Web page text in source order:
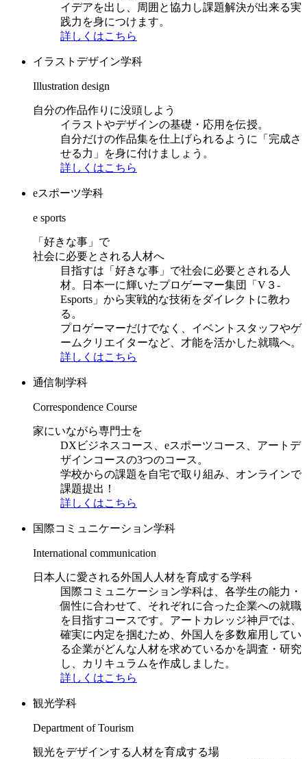
イデアを出し、周囲と協力し課題解決が出来る実
践力を身につけます。
詳しくはこちら
イラストデザイン学科
Illustration design
自分の作品作りに没頭しよう
イラストやデザインの基礎・応用を伝授。
自分だけの作品集を仕上げられるように「完成さ
せる力」を身に付けましょう。
詳しくはこちら
eスポーツ学科
e sports
「好きな事」で
社会に必要とされる人材へ
目指すは「好きな事」で社会に必要とされる人
材。日本一に輝いたプロゲーマー集団「V３-
Esports」から実戦的な技術をダイレクトに教わ
る。
プロゲーマーだけでなく、イベントスタッフやゲ
ームクリエイターなど、才能を活かした就職へ。
詳しくはこちら
通信制学科
Correspondence Course
家にいながら専門士を
DXビジネスコース、eスポーツコース、アートデ
ザインコースの3つのコース。
学校からの課題を自宅で取り組み、オンラインで
課題提出！
詳しくはこちら
国際コミュニケーション学科
International communication
日本人に愛される外国人人材を育成する学科
国際コミュニケーション学科は、各学生の能力・
個性に合わせて、それぞれに合った企業への就職
を目指すコースです。アートカレッジ神戸では、
確実に内定を掴むため、外国人を多数雇用してい
る企業がどんな人材を求めているかを調査・研究
し、カリキュラムを作成しました。
詳しくはこちら
観光学科
Department of Tourism
観光をデザインする人材を育成する場